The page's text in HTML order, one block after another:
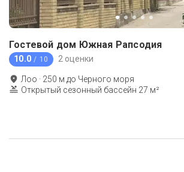
Гостевой дом Южная Рапсодия
10.0 / 10 2 оценки
Лоо · 250 м до Черного моря
Открытый сезонный бассейн 27 м²